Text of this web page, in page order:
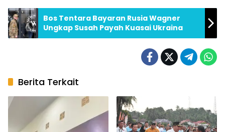
Bos Tentara Bayaran Rusia Wagner
Ungkap Susah Payah Kuasai Ukraina
Berita Terkait